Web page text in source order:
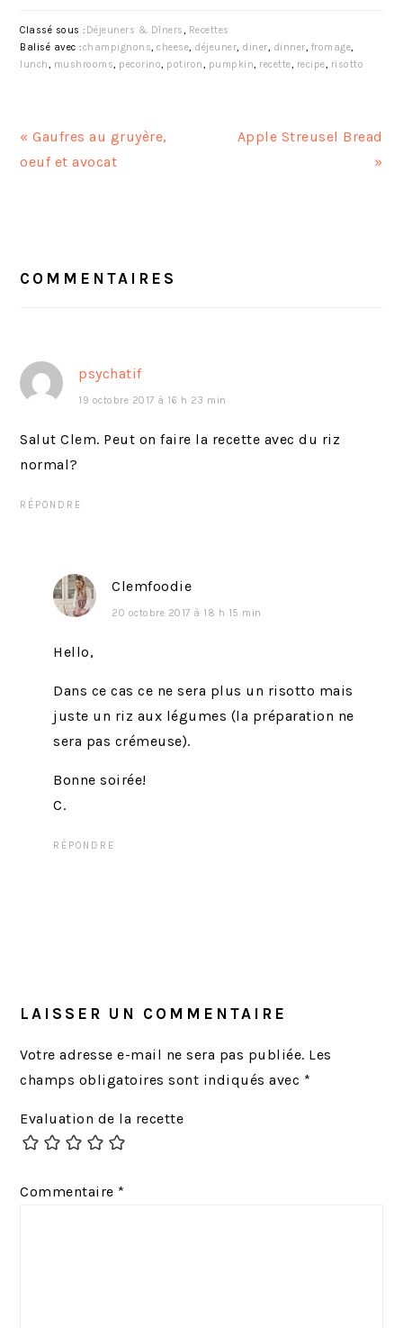
Classé sous : Déjeuners & Dîners, Recettes
Balisé avec :champignons,cheese, déjeuner, diner, dinner, fromage,
lunch, mushrooms, pecorino, potiron, pumpkin, recette, recipe, risotto
A
r
e
é
c
d
e
« Gaufres au gruyère,
oeuf et avocat
A
n
Apple Streusel Bread
»
LECTEUR
COMMENTAIRES
psychatif
19 octobre 2017 à 16 h 23 min
Salut Clem. Peut on faire la recette avec du riz
normal?
RÉPONDRE
Clemfoodie
20 octobre 2017 à 18 h 15 min
Hello,
Dans ce cas ce ne sera plus un risotto mais
juste un riz aux légumes (la préparation ne
sera pas crémeuse).
Bonne soirée!
C.
RÉPONDRE
LAISSER UN COMMENTAIRE
Votre adresse e-mail ne sera pas publiée. Les
champs obligatoires sont indiqués avec *
Evaluation de la recette
Commentaire *